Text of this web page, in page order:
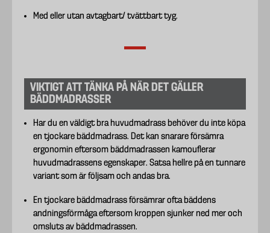
Med eller utan avtagbart/ tvättbart tyg.
VIKTIGT ATT TÄNKA PÅ NÄR DET GÄLLER
BÄDDMADRASSER
Har du en väldigt bra huvudmadrass behöver du inte köpa
en tjockare bäddmadrass. Det kan snarare försämra
ergonomin eftersom bäddmadrassen kamouflerar
huvudmadrassens egenskaper. Satsa hellre på en tunnare
variant som är följsam och andas bra.
En tjockare bäddmadrass försämrar ofta bäddens
andningsförmåga eftersom kroppen sjunker ned mer och
omsluts av bäddmadrassen.